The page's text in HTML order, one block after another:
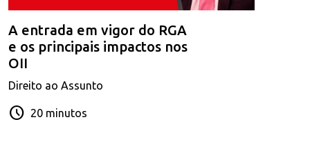
A entrada em vigor do RGA
e os principais impactos nos
OII
Direito ao Assunto
schedule 20 minutos